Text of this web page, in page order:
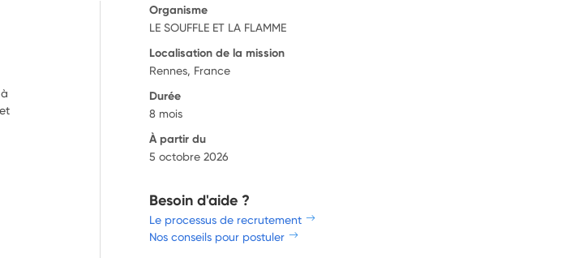
Organisme
LE SOUFFLE ET LA FLAMME
Localisation de la mission
Rennes, France
Durée
8 mois
À partir du
5 octobre 2026
Besoin d'aide ?
Le processus de recrutement
Nos conseils pour postuler